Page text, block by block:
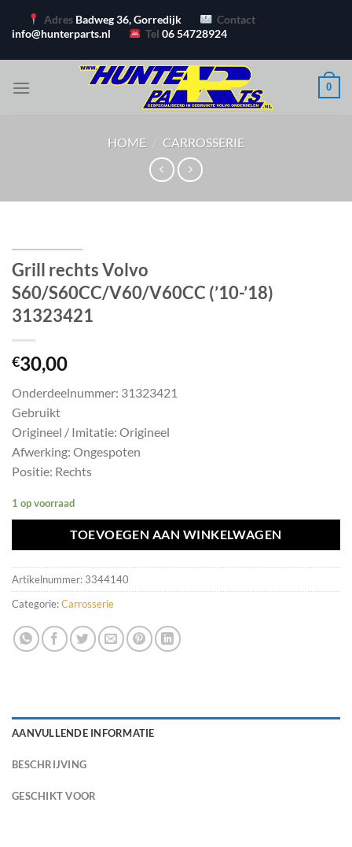
naar
Adres Badweg 36, Gorredijk
Contact
info@hunterparts.nl
Tel06 54728924
0
HOME / CARROSSERIE
Grill rechts Volvo
S60/S60CC/V60/V60CC (’10-’18)
31323421
€30,00
Onderdeelnummer: 31323421
Gebruikt
Origineel / Imitatie: Origineel
Afwerking: Ongespoten
Positie: Rechts
1 op voorraad
TOEVOEGEN AAN WINKELWAGEN
Artikelnummer: 3344140
Categorie:Carrosserie
AANVULLENDE INFORMATIE
BESCHRIJVING
GESCHIKT VOOR